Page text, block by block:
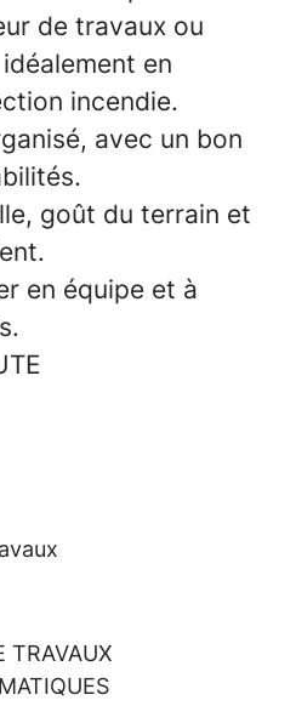
de travaux ou
en
incendie.
avec un bon
goût du terrain et
en équipe et à
TRAVAUX